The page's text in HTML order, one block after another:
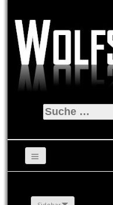
Suche
nach: